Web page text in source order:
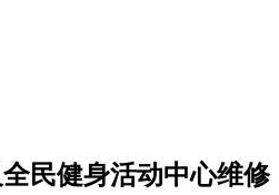
民健身活动中心维修